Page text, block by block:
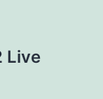
Live